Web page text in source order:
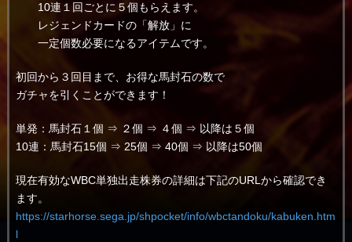
10連１回ごとに５個もらえます。
レジェンドカードの「解放」に
一定個数必要になるアイテムです。
初回から３回目まで、お得な馬封石の数で
ガチャを引くことができます！
単発：馬封石１個 ⇒ ２個 ⇒ ４個 ⇒ 以降は５個
10連：馬封石15個 ⇒ 25個 ⇒ 40個 ⇒ 以降は50個
現在有効なWBC単独出走株券の詳細は下記のURLから確認でき
ます。
https://starhorse.sega.jp/shpocket/info/wbctandoku/kabuken.htm
l